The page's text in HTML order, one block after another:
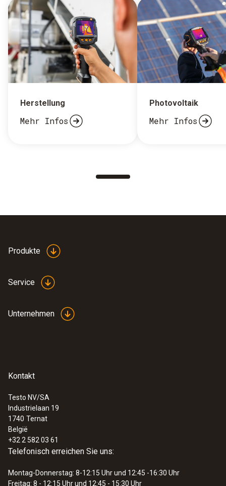
Herstellung
Mehr Infos
Photovoltaik
Mehr Infos
Produkte
Service
Unternehmen
Kontakt
Testo NV/SA
Industrielaan 19
1740 Ternat
België
+32 2 582 03 61
Telefonisch erreichen Sie uns:
Montag-Donnerstag: 8-12:15 Uhr und 12:45 -16:30 Uhr
Freitag: 8 - 12:15 Uhr und 12:45 - 15:30 Uhr